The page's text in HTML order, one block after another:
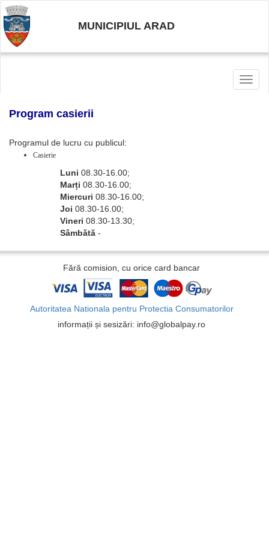
MUNICIPIUL ARAD
Program casierii
Programul de lucru cu publicul:
Casierie
Luni 08.30-16.00;
Marți 08.30-16.00;
Miercuri 08.30-16.00;
Joi 08.30-16.00;
Vineri 08.30-13.30;
Sâmbătă-
Fără comision, cu orice card bancar
Autoritatea Nationala pentru Protectia Consumatorilor
informații și sesizări: info@globalpay.ro